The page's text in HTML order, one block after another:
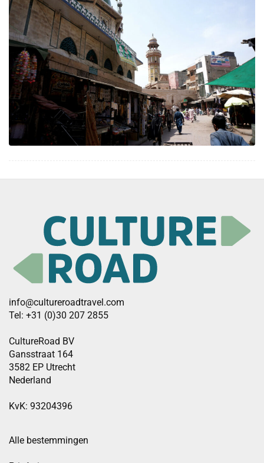
info@cultureroadtravel.com
Tel: +31 (0)30 207 2855
CultureRoad BV
Gansstraat 164
3582 EP Utrecht
Nederland
KvK: 93204396
Alle bestemmingen